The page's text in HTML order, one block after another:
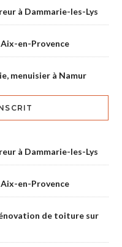
à Dammarie-les-Lys
en-Provence
menuisier à Namur
à Dammarie-les-Lys
en-Provence
de toiture sur